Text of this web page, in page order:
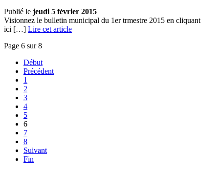
Publié le jeudi 5 février 2015
Visionnez le bulletin municipal du 1er trmestre 2015 en cliquant
ici […] Lire cet article
Page 6 sur 8
Début
Précédent
1
2
3
4
5
6
7
8
Suivant
Fin